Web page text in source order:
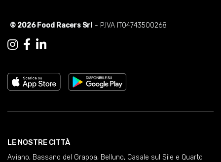
© 2026 Food Racers Srl - P.IVA IT04743500268
LE NOSTRE CITTÀ
Aviano, Bassano del Grappa, Belluno, Casale sul Sile e Quarto